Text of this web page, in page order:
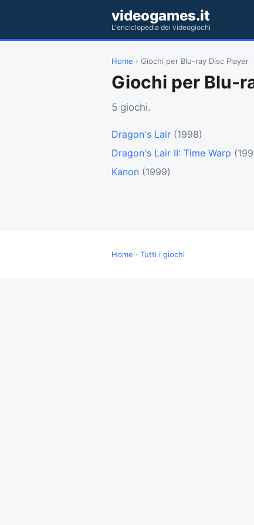
videogames.it
L'enciclopedia dei videogiochi
Home › Giochi per Blu-ray Disc Player
Giochi per Blu-
5 giochi.
Dragon's Lair (1998)
Dragon's Lair II: Time Warp
Kanon (1999)
Home · Tutti i giochi